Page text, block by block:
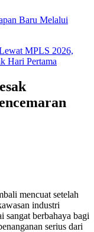
Baru Melalui
MPLS 2026,
Hari Pertama
mencuat setelah
industri
sangat berbahaya bagi
serius dari